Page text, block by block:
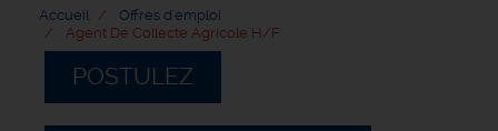
Accueil
Offres d'emploi
Agent De Collecte Agricole H/F
POSTULEZ